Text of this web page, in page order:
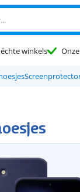
échte winkels